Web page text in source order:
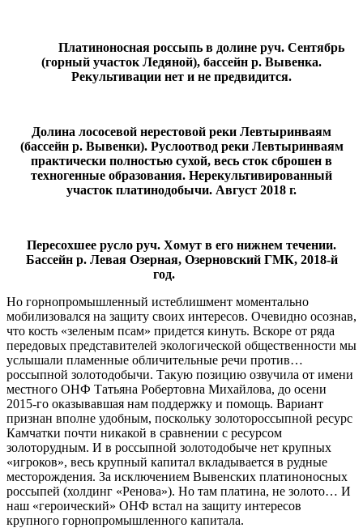
Платиноносная россыпь в долине руч. Сентябрь
(горный участок Ледяной), бассейн р. Вывенка.
Рекультивации нет и не предвидится.
Долина лососевой нерестовой реки Левтыринваям
(бассейн р. Вывенки). Руслоотвод реки Левтыринваям
практически полностью сухой, весь сток сброшен в
техногенные образования. Нерекультивированный
участок платинодобычи. Август 2018 г.
Пересохшее русло руч. Хомут в его нижнем течении.
Бассейн р. Левая Озерная, Озерновский ГМК, 2018-й
год.
Но горнопромышленный истеблишмент моментально
мобилизовался на защиту своих интересов. Очевидно осознав,
что кость «зеленым псам» придется кинуть. Вскоре от ряда
передовых представителей экологической общественности мы
услышали пламенные обличительные речи против…
россыпной золотодобычи. Такую позицию озвучила от имени
местного ОНФ Татьяна Робертовна Михайлова, до осени
2015-го оказывавшая нам поддержку и помощь. Вариант
признан вполне удобным, поскольку золотороссыпной ресурс
Камчатки почти никакой в сравнении с ресурсом
золоторудным. И в россыпной золотодобыче нет крупных
«игроков», весь крупный капитал вкладывается в рудные
месторождения. За исключением Вывенских платиноносных
россыпей (холдинг «Ренова»). Но там платина, не золото… И
наш «героический» ОНФ встал на защиту интересов
крупного горнопромышленного капитала.